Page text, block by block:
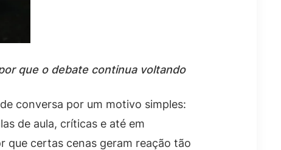
que o debate continua voltando
conversa por um motivo simples:
de aula, críticas e até em
que certas cenas geram reação tão